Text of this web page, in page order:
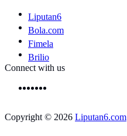
Liputan6
Bola.com
Fimela
Brilio
Connect with us
Copyright © 2026 Liputan6.com